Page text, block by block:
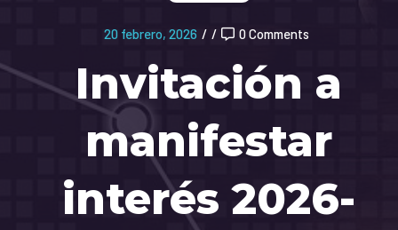
20 febrero, 2026 / / 0 Comments
Invitación a
manifestar
interés 2026-